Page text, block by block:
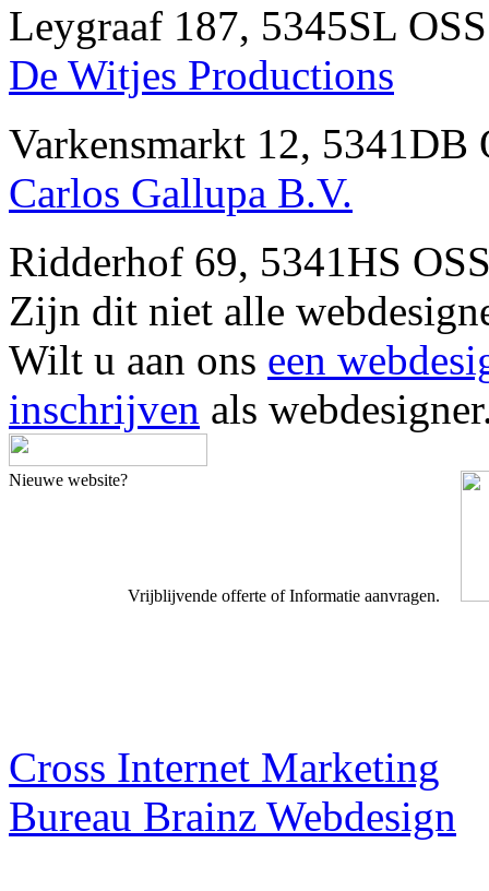
Leygraaf 187, 5345SL
De Witjes Productions
Varkensmarkt 12, 5341DB
Carlos Gallupa B.V.
Ridderhof 69, 5341HS
Zijn dit niet alle
Wilt u aan ons een
inschrijven als
Nieuwe website?
Vrijblijvende offerte of Informatie aanvragen.
Cross Internet Marketing
Bureau Brainz Webdesign